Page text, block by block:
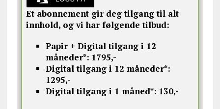
Et abonnement gir deg tilgang til alt
innhold, og vi har følgende tilbud:
Papir + Digital tilgang i 12
måneder*: 1795,-
Digital tilgang i 12 måneder*:
1295,-
Digital tilgang i 1 måned*: 130,-